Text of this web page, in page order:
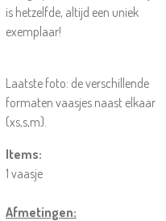
is hetzelfde, altijd een uniek
exemplaar!
Laatste foto: de verschillende
formaten vaasjes naast elkaar
(xs,s,m).
Items:
1 vaasje
Afmetingen: